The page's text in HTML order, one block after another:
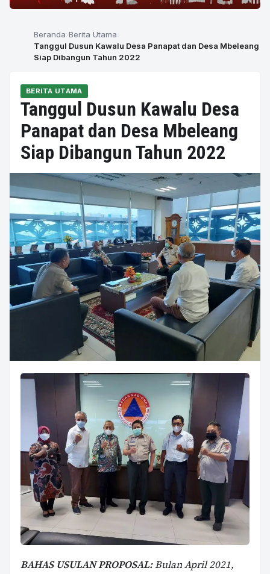
Beranda Berita Utama
Tanggul Dusun Kawalu Desa Panapat dan Desa Mbeleang
Siap Dibangun Tahun 2022
BERITA UTAMA
Tanggul Dusun Kawalu Desa
Panapat dan Desa Mbeleang
Siap Dibangun Tahun 2022
BAHAS USULAN PROPOSAL:Bulan April 2021,